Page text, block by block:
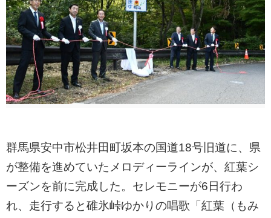
群馬県安中市松井田町坂本の国道18号旧道に、県
が整備を進めていたメロディーラインが、紅葉シ
ーズンを前に完成した。セレモニーが6日行わ
れ、走行すると碓氷峠ゆかりの唱歌「紅葉（もみ